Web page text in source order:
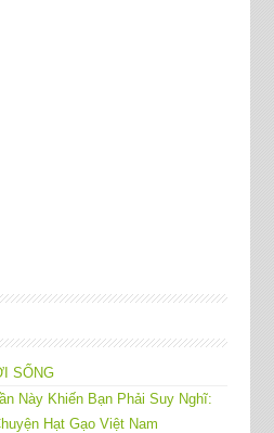
SỐNG
Này Khiến Bạn Phải Suy Nghĩ:
Hạt Gạo Việt Nam